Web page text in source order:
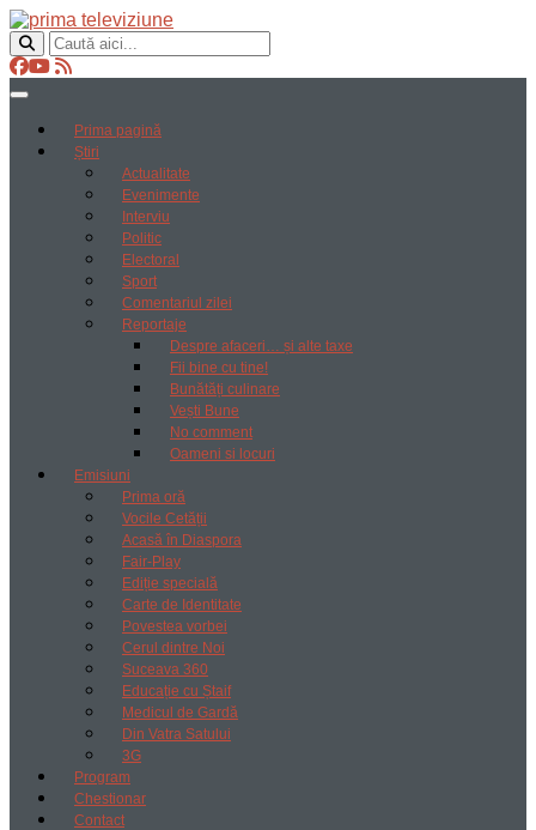
Prima pagină
Știri
Actualitate
Evenimente
Interviu
Politic
Electoral
Sport
Comentariul zilei
Reportaje
Despre afaceri… și alte taxe
Fii bine cu tine!
Bunătăți culinare
Vești Bune
No comment
Oameni si locuri
Emisiuni
Prima oră
Vocile Cetății
Acasă în Diaspora
Fair-Play
Ediție specială
Carte de Identitate
Povestea vorbei
Cerul dintre Noi
Suceava 360
Educație cu Ștaif
Medicul de Gardă
Din Vatra Satului
3G
Program
Chestionar
Contact